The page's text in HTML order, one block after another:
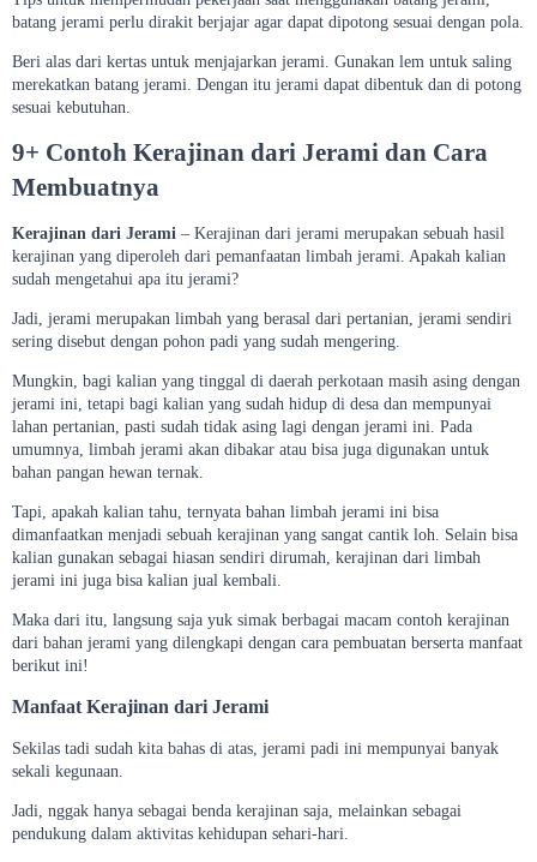
batang jerami perlu dirakit berjajar agar dapat dipotong sesuai dengan pola.
Beri alas dari kertas untuk menjajarkan jerami. Gunakan lem untuk saling
merekatkan batang jerami. Dengan itu jerami dapat dibentuk dan di potong
sesuai kebutuhan.
9+ Contoh Kerajinan dari Jerami dan Cara
Membuatnya
Kerajinan dari Jerami – Kerajinan dari jerami merupakan sebuah hasil
kerajinan yang diperoleh dari pemanfaatan limbah jerami. Apakah kalian
sudah mengetahui apa itu jerami?
Jadi, jerami merupakan limbah yang berasal dari pertanian, jerami sendiri
sering disebut dengan pohon padi yang sudah mengering.
Mungkin, bagi kalian yang tinggal di daerah perkotaan masih asing dengan
jerami ini, tetapi bagi kalian yang sudah hidup di desa dan mempunyai
lahan pertanian, pasti sudah tidak asing lagi dengan jerami ini. Pada
umumnya, limbah jerami akan dibakar atau bisa juga digunakan untuk
bahan pangan hewan ternak.
Tapi, apakah kalian tahu, ternyata bahan limbah jerami ini bisa
dimanfaatkan menjadi sebuah kerajinan yang sangat cantik loh. Selain bisa
kalian gunakan sebagai hiasan sendiri dirumah, kerajinan dari limbah
jerami ini juga bisa kalian jual kembali.
Maka dari itu, langsung saja yuk simak berbagai macam contoh kerajinan
dari bahan jerami yang dilengkapi dengan cara pembuatan berserta manfaat
berikut ini!
Manfaat Kerajinan dari Jerami
Sekilas tadi sudah kita bahas di atas, jerami padi ini mempunyai banyak
sekali kegunaan.
Jadi, nggak hanya sebagai benda kerajinan saja, melainkan sebagai
pendukung dalam aktivitas kehidupan sehari-hari.